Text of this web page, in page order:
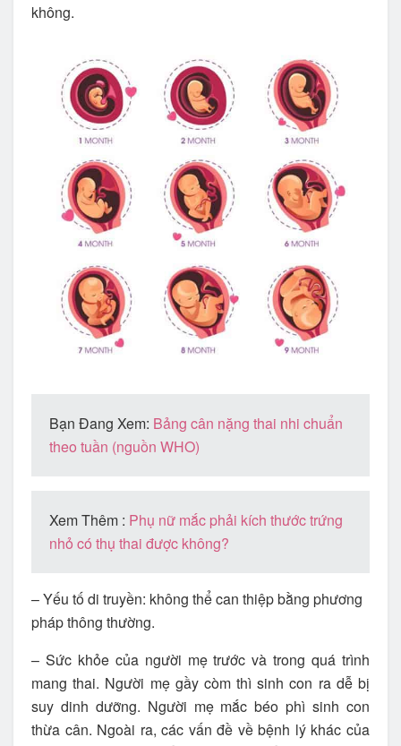
không.
Bạn Đang Xem: Bảng cân nặng thai nhi chuẩn
theo tuần (nguồn WHO)
Xem Thêm : Phụ nữ mắc phải kích thước trứng
nhỏ có thụ thai được không?
– Yếu tố di truyền: không thể can thiệp bằng phương
pháp thông thường.
– Sức khỏe của người mẹ trước và trong quá trình
mang thai. Người mẹ gầy còm thì sinh con ra dễ bị
suy dinh dưỡng. Người mẹ mắc béo phì sinh con
thừa cân. Ngoài ra, các vấn đề về bệnh lý khác của